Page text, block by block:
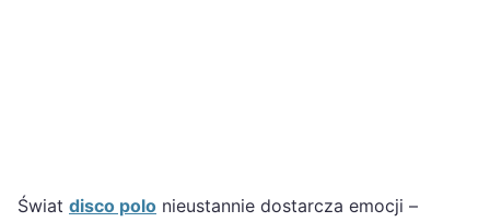
Świat disco polo nieustannie dostarcza emocji –